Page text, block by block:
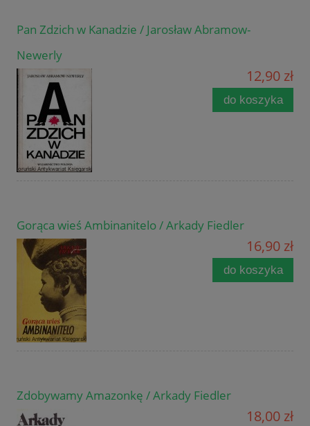
Pan Zdzich w Kanadzie / Jarosław Abramow-
Newerly
12,90 zł
do koszyka
Gorąca wieś Ambinanitelo / Arkady Fiedler
16,90 zł
do koszyka
Zdobywamy Amazonkę / Arkady Fiedler
18,00 zł